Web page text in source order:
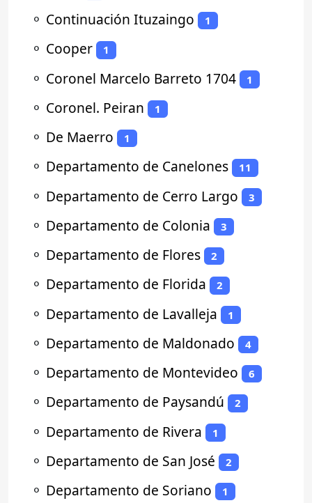
⚬ Continuación Ituzaingo 1
⚬ Cooper 1
⚬ Coronel Marcelo Barreto 1704 1
⚬ Coronel. Peiran 1
⚬ De Maerro 1
⚬ Departamento de Canelones 11
⚬ Departamento de Cerro Largo 3
⚬ Departamento de Colonia 3
⚬ Departamento de Flores 2
⚬ Departamento de Florida 2
⚬ Departamento de Lavalleja 1
⚬ Departamento de Maldonado 4
⚬ Departamento de Montevideo 6
⚬ Departamento de Paysandú 2
⚬ Departamento de Rivera 1
⚬ Departamento de San José 2
⚬ Departamento de Soriano 1